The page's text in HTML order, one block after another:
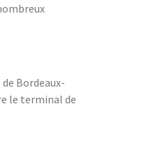
Bordeaux-
le terminal de